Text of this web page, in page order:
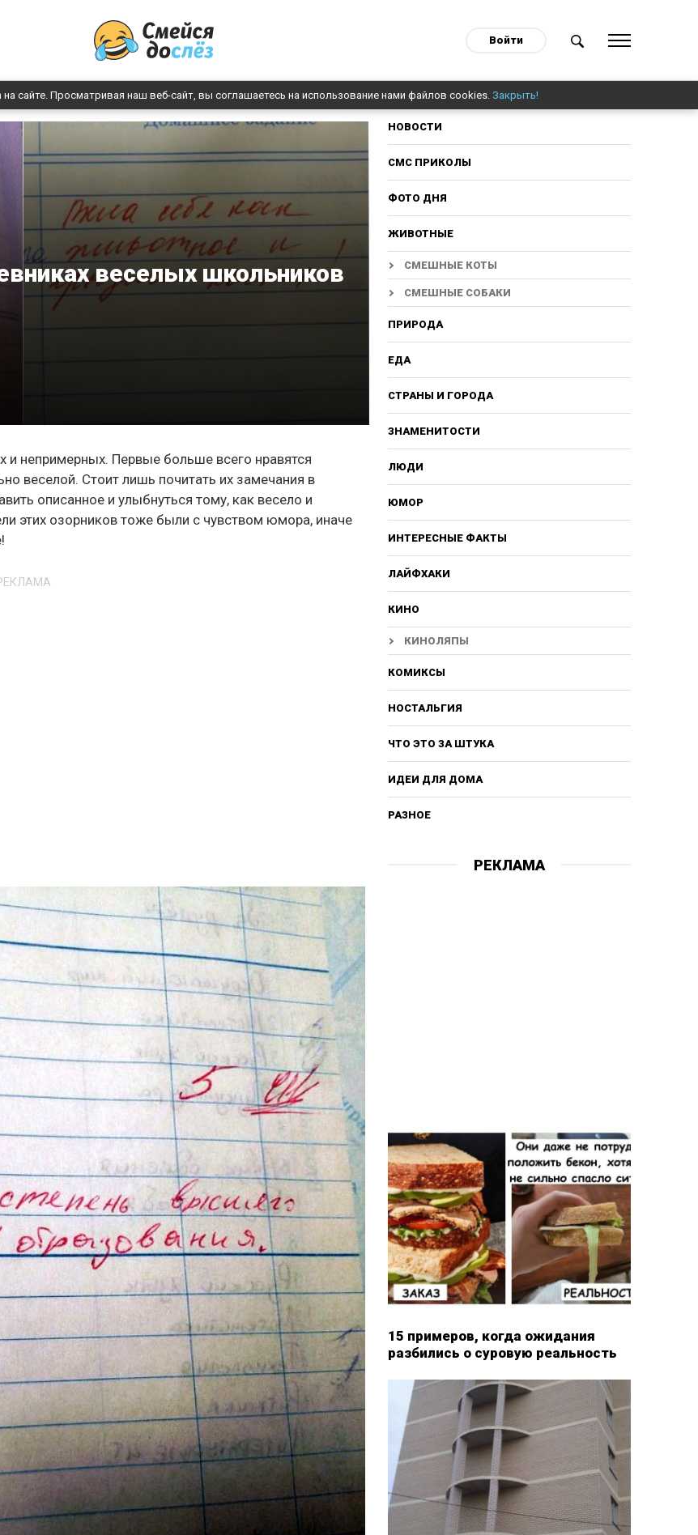
Войти
сайте. Просматривая наш веб-сайт, вы соглашаетесь на использование нами файлов cookies. Закрыть!
веселых школьников
и непримерных. Первые больше всего нравятся
веселой. Стоит лишь почитать их замечания в
описанное и улыбнуться тому, как весело и
этих озорников тоже были с чувством юмора, иначе
НОВОСТИ
СМС ПРИКОЛЫ
ФОТО ДНЯ
ЖИВОТНЫЕ
СМЕШНЫЕ КОТЫ
СМЕШНЫЕ СОБАКИ
ПРИРОДА
ЕДА
СТРАНЫ И ГОРОДА
ЗНАМЕНИТОСТИ
ЛЮДИ
ЮМОР
ИНТЕРЕСНЫЕ ФАКТЫ
ЛАЙФХАКИ
КИНО
КИНОЛЯПЫ
КОМИКСЫ
НОСТАЛЬГИЯ
ЧТО ЭТО ЗА ШТУКА
ИДЕИ ДЛЯ ДОМА
РАЗНОЕ
РЕКЛАМА
15 примеров, когда ожидания
разбились о суровую реальность